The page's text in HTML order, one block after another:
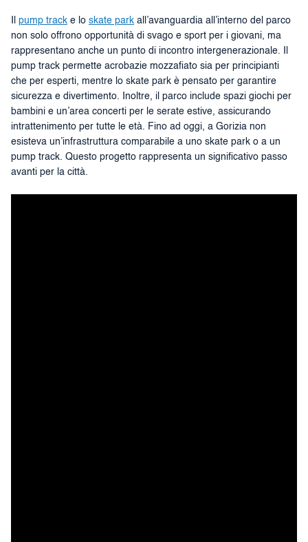
pump track e lo skate park all’avanguardia all’interno del parco
non solo offrono opportunità di svago e sport per i giovani, ma
rappresentano anche un punto di incontro intergenerazionale. Il
pump track permette acrobazie mozzafiato sia per principianti
che per esperti, mentre lo skate park è pensato per garantire
sicurezza e divertimento. Inoltre, il parco include spazi giochi per
bambini e un’area concerti per le serate estive, assicurando
intrattenimento per tutte le età. Fino ad oggi, a Gorizia non
esisteva un’infrastruttura comparabile a uno skate park o a un
pump track. Questo progetto rappresenta un significativo passo
avanti per la città.